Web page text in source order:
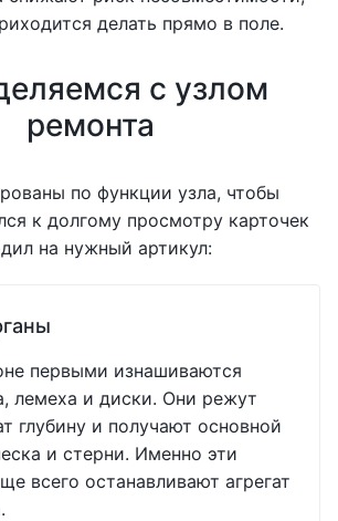
делать прямо в поле.
с узлом
ремонта
по функции узла, чтобы
к долгому просмотру карточек
на нужный артикул:
первыми изнашиваются
лемеха и диски. Они режут
глубину и получают основной
и стерни. Именно эти
всего останавливают агрегат